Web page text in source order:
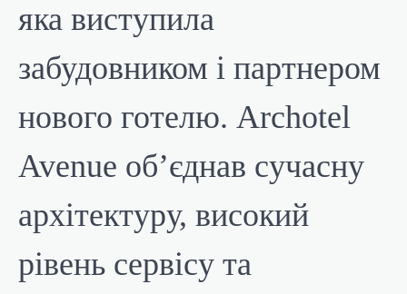
яка виступила
забудовником і партнером
нового готелю. Archotel
Avenue об’єднав сучасну
архітектуру, високий
рівень сервісу та